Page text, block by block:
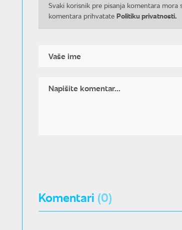
Svaki korisnik pre pisanja komentara mora
komentara prihvatate Politiku privatnosti.
Komentari (0)